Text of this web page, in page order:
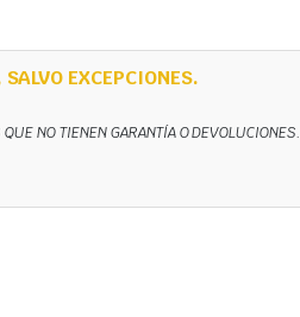
EXCEPCIONES.
NO TIENEN GARANTÍA O DEVOLUCIONES.